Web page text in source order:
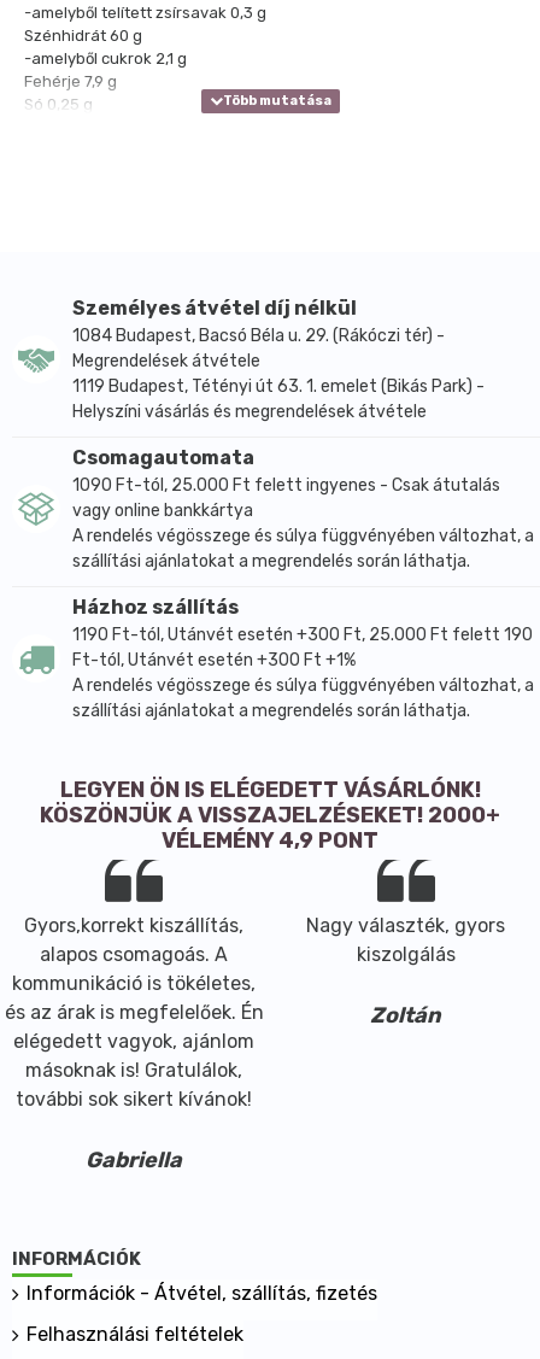
-amelyből telített zsírsavak 0,3 g
Szénhidrát 60 g
-amelyből cukrok 2,1 g
Fehérje 7,9 g
Só 0,25 g
száraz, hűvös helyen.
Származási hely:
Németország, Szlovákia.
Milyen diétába illeszthető:
- vegán
- vegetáriánus
Személyes átvétel díj nélkül
1084 Budapest, Bacsó Béla u. 29. (Rákóczi tér) -
Megrendelések átvétele
1119 Budapest, Tétényi út 63. 1. emelet (Bikás Park) -
Helyszíni vásárlás és megrendelések átvétele
Csomagautomata
1090 Ft-tól, 25.000 Ft felett ingyenes - Csak átutalás
vagy online bankkártya
A rendelés végösszege és súlya függvényében változhat, a
szállítási ajánlatokat a megrendelés során láthatja.
Házhoz szállítás
1190 Ft-tól, Utánvét esetén +300 Ft, 25.000 Ft felett 190
Ft-tól, Utánvét esetén +300 Ft +1%
A rendelés végösszege és súlya függvényében változhat, a
szállítási ajánlatokat a megrendelés során láthatja.
LEGYEN ÖN IS ELÉGEDETT VÁSÁRLÓNK!
KÖSZÖNJÜK A VISSZAJELZÉSEKET! 2000+
VÉLEMÉNY 4,9 PONT
Gyors,korrekt kiszállítás,
alapos csomagoás. A
kommunikáció is tökéletes,
és az árak is megfelelőek. Én
elégedett vagyok, ajánlom
másoknak is! Gratulálok,
további sok sikert kívánok!
Gabriella
Nagy választék, gyors
kiszolgálás
Zoltán
INFORMÁCIÓK
Információk - Átvétel, szállítás, fizetés
Felhasználási feltételek